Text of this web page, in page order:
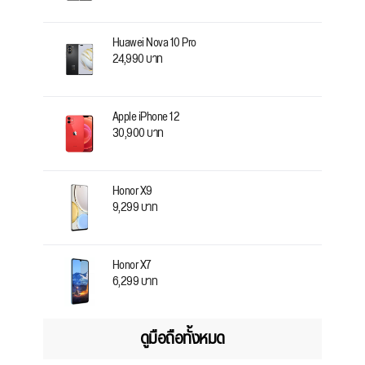
Huawei Nova 10 Pro
24,990 บาท
Apple iPhone 12
30,900 บาท
Honor X9
9,299 บาท
Honor X7
6,299 บาท
ดูมือถือทั้งหมด